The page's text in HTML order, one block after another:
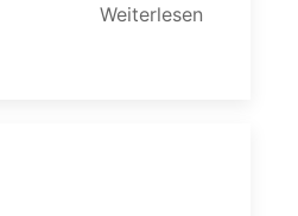
Weiterlesen